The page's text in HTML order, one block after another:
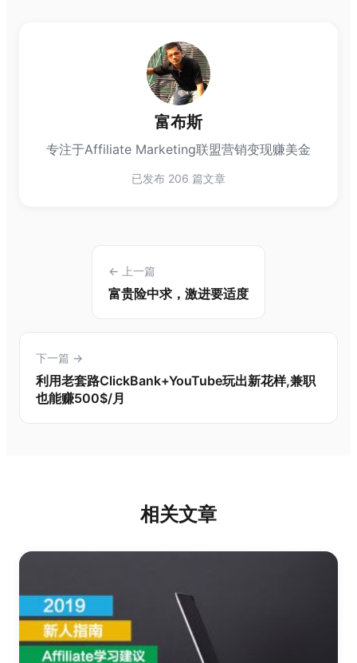
富布斯
专注于Affiliate Marketing联盟营销变现赚美金
已发布 206 篇文章
← 上一篇
富贵险中求，激进要适度
下一篇 →
利用老套路ClickBank+YouTube玩出新花样,兼职
也能赚500$/月
相关文章